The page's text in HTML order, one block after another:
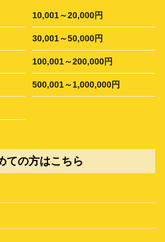
10,001～20,000円
30,001～50,000円
100,001～200,000円
500,001～1,000,000円
ての方はこちら